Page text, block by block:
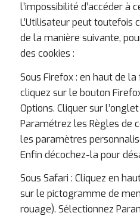
l’impossibilité d’accéder à
L’Utilisateur peut toutefois
de la manière suivante,
des cookies :
Sous Firefox : en haut de
cliquez sur le bouton
Options. Cliquer sur
Paramétrez les Règles de
les paramètres
Enfin décochez-la pour
Sous Safari : Cliquez en
sur le pictogramme de
rouage). Sélectionnez